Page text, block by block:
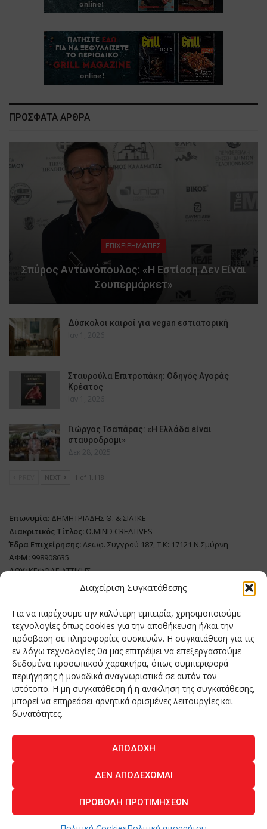
Διαχείριση Συγκατάθεσης
Για να παρέχουμε την καλύτερη εμπειρία, χρησιμοποιούμε
τεχνολογίες όπως cookies για την αποθήκευση ή/και την
πρόσβαση σε πληροφορίες συσκευών. Η συγκατάθεση για τις
εν λόγω τεχνολογίες θα μας επιτρέψει να επεξεργαστούμε
δεδομένα προσωπικού χαρακτήρα, όπως συμπεριφορά
περιήγησης ή μοναδικά αναγνωριστικά σε αυτόν τον
ιστότοπο. Η μη συγκατάθεση ή η ανάκληση της συγκατάθεσης,
μπορεί να επηρεάσει αρνητικά ορισμένες λειτουργίες και
δυνατότητες.
ΑΠΟΔΟΧΉ
ΔΕΝ ΑΠΟΔΈΧΟΜΑΙ
ΠΡΟΒΟΛΉ ΠΡΟΤΙΜΉΣΕΩΝ
ΠΡΟΣΦΑΤΑ ΑΡΘΡΑ
ΕΠΙΧΕΙΡΗΜΑΤΙΕΣ
Σπύρος Αντωνόπουλος: «Η Εστίαση Δεν Είναι
Σουπερμάρκετ»
Δύσκολοι καιροί για vegan εστιατορική
Ιαν 1, 2026
Σταυρούλα Επιτροπάκη: Οδηγός Αγοράς
Κρέατος
Ιαν 1, 2026
Γιώργος Τσαπάρας: «Η Ελλάδα είναι
σταυροδρόμι»
Δεκ 28, 2025
NEXT 1 of 1.118
Επωνυμία: ΔΗΜΗΤΡΙΑΔΗΣ Θ. & ΣΙΑ ΙΚΕ
Διακριτικός Τίτλος: O.MIND CREATIVES
Έδρα Επιχείρησης:Λεωφ. Συγγρού 187, Τ.Κ: 17121 Ν.Σμύρνη
ΑΦΜ: 998908635
ΔΟΥ:ΚΕΦΟΔΕ ΑΤΤΙΚΗΣ
Όνομα Ιδιοκτήτη και Νόμιμο Πρόσωπο: Θεόδωρος Δημητριάδης
Διευθυντής Σύνταξης:Ευθυμιάτου Μαίρη
Domain:grillmagazine.gr
Δικαιούχος Domain:Θεόδωρος Δημητριάδης
Διευθυντής:Θεόδωρος Δημητριάδης
Διαχειριστής:Θεόδωρος Δημητριάδης
Δήλωση Συμμόρφωσης
Αριθμός Πιστοποίησης Μ.Η.Τ.:
ΑΝΘΡΩΠΟΙ
ΠΕΡΙΟΔΙΚΟ ΕΠΙΚΟΙΝΩΝΙΑ
© 2026 - All Rights Reserved. -Πολιτική Απορρήτου
Powered byBYTE A COOKIE